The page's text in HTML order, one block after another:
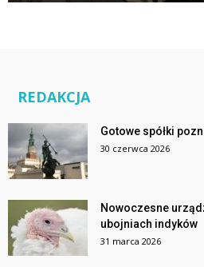
REDAKCJA
Gotowe spółki
30 czerwca 2026
Nowoczesne
ubojniach indyków
31 marca 2026